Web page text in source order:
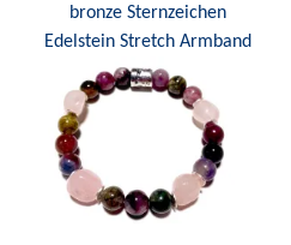
bronze Sternzeichen
Edelstein Stretch Armband